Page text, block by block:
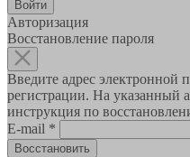
Авторизация
Восстановление пароля
Введите адрес электронной
регистрации. На указанный
инструкция по
E-mail *